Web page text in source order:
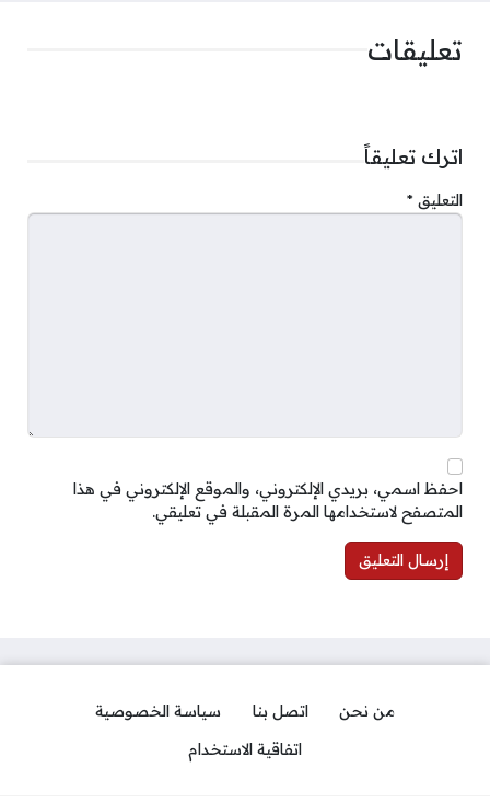
تعليقات
اترك تعليقاً
التعليق *
احفظ اسمي، بريدي الإلكتروني، والموقع الإلكتروني في هذا
المتصفح لاستخدامها المرة المقبلة في تعليقي.
من نحن اتصل بنا
سياسة الخصوصية
اتفاقية الاستخدام